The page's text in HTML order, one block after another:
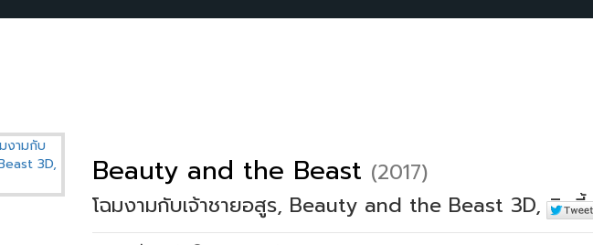
Beauty and the Beast (2017)
โฉมงามกับเจ้าชายอสูร, Beauty and the Beast 3D, บิว